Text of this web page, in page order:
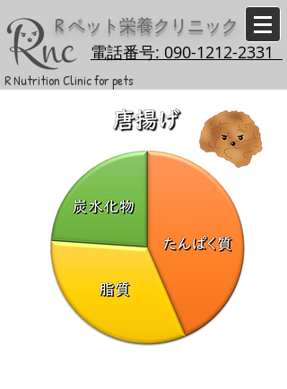
R ペット栄養クリニック
電話番号: 090-1212-2331
R Nutrition Clinic for pets